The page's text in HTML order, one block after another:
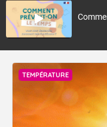
TEMPÉRATURE